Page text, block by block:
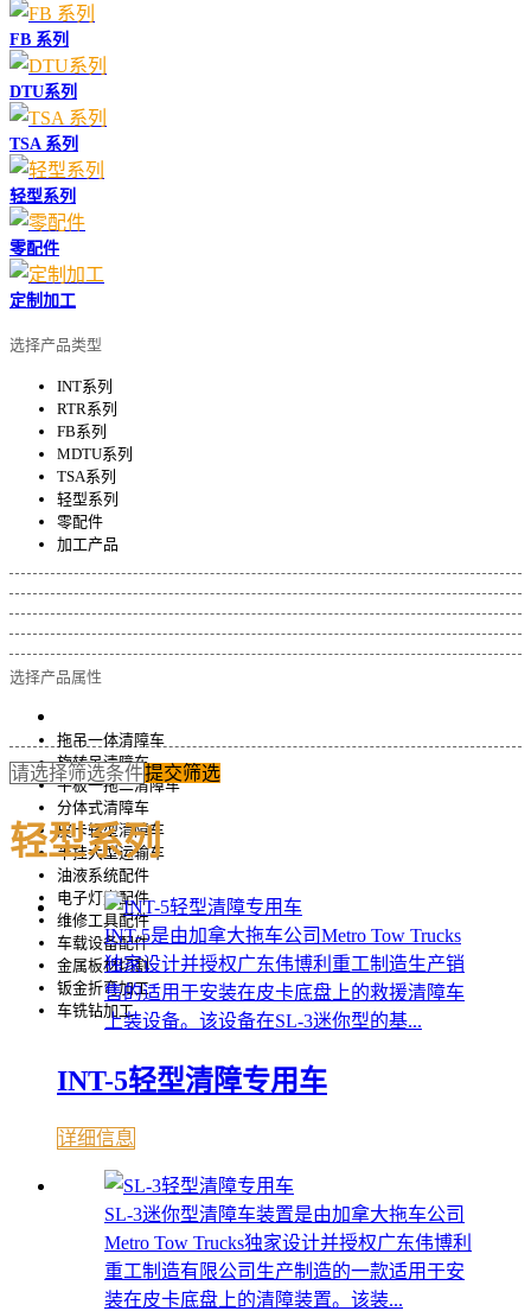
FB 系列
DTU系列
TSA 系列
轻型系列
零配件
定制加工
选择产品类型
INT系列
RTR系列
FB系列
MDTU系列
TSA系列
轻型系列
零配件
加工产品
选择产品属性
拖吊一体清障车
旋转吊清障车
平板一拖二清障车
分体式清障车
皮卡轻型清障车
半挂大型运输车
油液系统配件
电子灯光配件
维修工具配件
车载设备配件
金属板材切割
钣金折弯加工
车铣钻加工
请选择筛选条件提交筛选
轻型系列
INT-5是由加拿大拖车公司Metro Tow Trucks
独家设计并授权广东伟博利重工制造生产销
售的适用于安装在皮卡底盘上的救援清障车
上装设备。该设备在SL-3迷你型的基...
INT-5轻型清障专用车
详细信息
SL-3迷你型清障车装置是由加拿大拖车公司
Metro Tow Trucks独家设计并授权广东伟博利
重工制造有限公司生产制造的一款适用于安
装在皮卡底盘上的清障装置。该装...